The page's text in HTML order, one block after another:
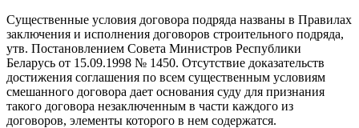
Существенные условия договора подряда названы в Правилах
заключения и исполнения договоров строительного подряда,
утв. Постановлением Совета Министров Республики
Беларусь от 15.09.1998 № 1450. Отсутствие доказательств
достижения соглашения по всем существенным условиям
смешанного договора дает основания суду для признания
такого договора незаключенным в части каждого из
договоров, элементы которого в нем содержатся.